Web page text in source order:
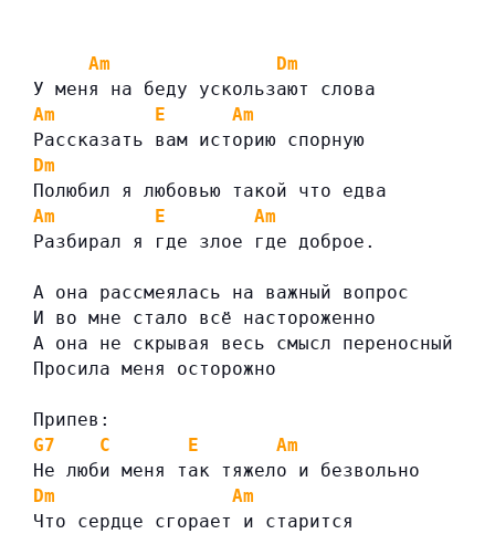
Am
Dm
У меня на беду ускользают слова
Am
E
Am
Рассказать вам историю спорную
Dm
Полюбил я любовью такой что едва
Am
E
Am
Разбирал я где злое где доброе.
А она рассмеялась на важный вопрос
И во мне стало всё настороженно
А она не скрывая весь смысл переносный
Просила меня осторожно
Припев:
G7
C E
Am
Не люби меня так тяжело и безвольно
Dm
Am
Что сердце сгорает и старится